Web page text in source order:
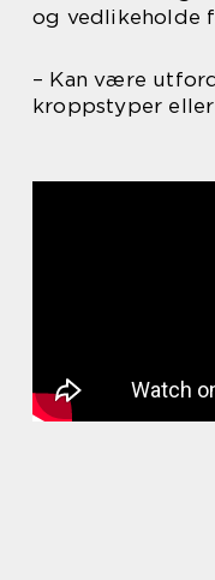
og vedlikeholde
– Kan være
kroppstyper